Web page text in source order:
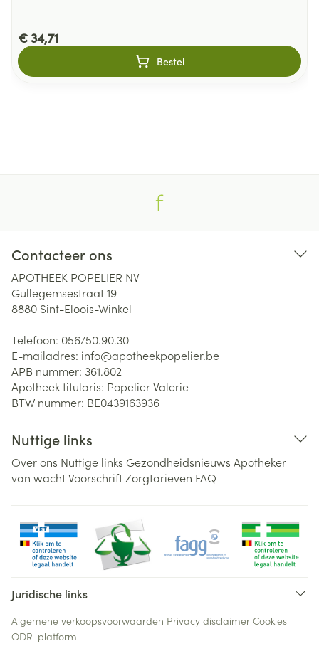
€ 34,71
Bestel
Contacteer ons
APOTHEEK POPELIER NV
Gullegemsestraat 19
8880 Sint-Eloois-Winkel
Telefoon: 056/50.90.30
E-mailadres: info@apotheekpopelier.be
APB nummer: 361.802
Apotheek titularis: Popelier Valerie
BTW nummer: BE0439163936
Nuttige links
Over ons Nuttige links Gezondheidsnieuws Apotheker
van wachtVoorschriftZorgtarieven FAQ
Juridische links
Algemene verkoopsvoorwaarden Privacy disclaimer Cookies
ODR-platform